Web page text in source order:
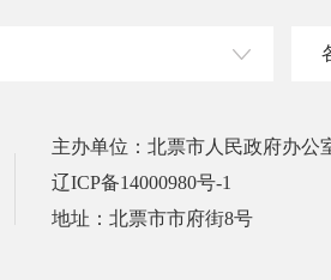
主办单位：北票市人民政府办公
辽ICP备14000980号-1
地址：北票市市府街8号